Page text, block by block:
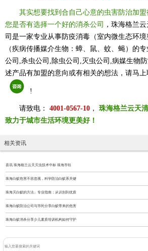
其实想要找到合自己心意的虫害防治加
您是否有选择一个好的消杀公司
，珠海格兰
司是一家专业从事防疫消毒（室内微生态环
（疾病传播媒介生物：蟑、鼠、蚊、蝇）的
公司,杀虫公司,除虫公司,灭虫公司,病媒生物
述产品有加盟的意向或有相关的想法，请马
!
请致电： 4001-0567-10 ， 珠海格兰云天
致力于城市生活环境更美好！
相关资讯
喜讯 珠海格兰云天灭虫技术中标 珠海市钰
珠海白蚁危害不容忽视，科学防治白蚁系关键
珠海灭白蚁的方法」专业指南：从识别到优质
珠海白蚁防治公司与市民分享白蚁带来的危害
珠海白蚁消杀分享少儿素质培训机构如何守护